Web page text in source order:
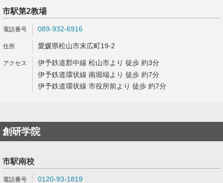
市駅第2教場
089-932-6916
愛媛県松山市末広町19-2
伊予鉄道郡中線 松山市より 徒歩 約3分
伊予鉄道環状線 南堀端より 徒歩 約7分
伊予鉄道環状線 市役所前より 徒歩 約7分
創研学院
市駅南校
0120-93-1819